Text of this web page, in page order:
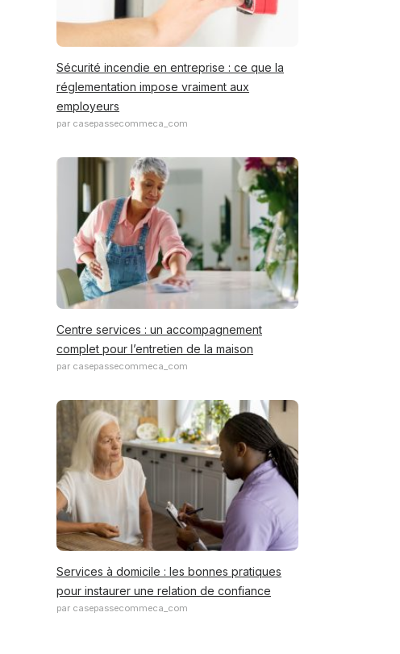
Sécurité incendie en entreprise : ce que la
réglementation impose vraiment aux
employeurs
par casepassecommeca_com
Centre services : un accompagnement
complet pour l’entretien de la maison
par casepassecommeca_com
Services à domicile : les bonnes pratiques
pour instaurer une relation de confiance
par casepassecommeca_com